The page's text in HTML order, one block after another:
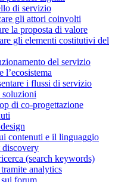
di servizio
gli attori coinvolti
la proposta di valore
gli elementi costitutivi del
del servizio
l’ecosistema
i flussi di servizio
soluzioni
di co-progettazione
contenuti e il linguaggio
discovery
(search keywords)
analytics
forum